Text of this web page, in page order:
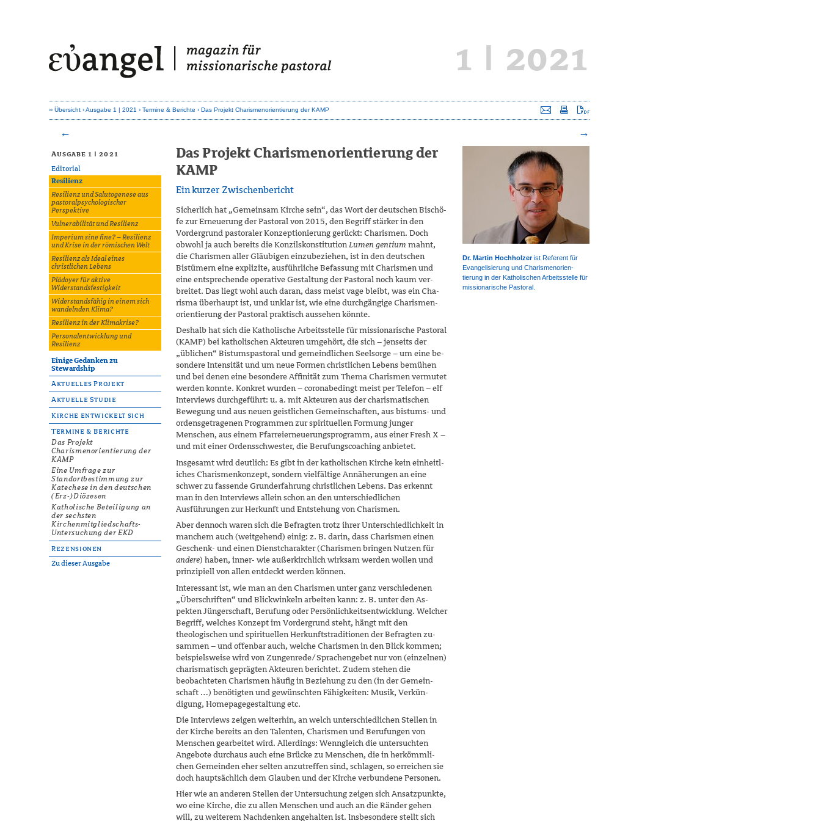
1 | 2021
Übersicht Ausgabe 1 | 2021 Termine & Berichte Das Projekt Charismenorientierung der KAMP Seite versenden
Seite drucken
Ausgabe 1 | 2021
Editorial
Resilienz
Resilienz und Salutogenese aus
pastoralpsychologischer
Perspektive
Vulnerabilität und Resilienz
Imperium sine fine? – Resilienz
und Krise in der römischen Welt
Resilienz als Ideal eines
christlichen Lebens
Plädoyer für aktive
Widerstandsfestigkeit
Widerstandsfähig in einem sich
wandelnden Klima?
Resilienz in der Klimakrise?
Personalentwicklung und
Resilienz
Einige Gedanken zu
Stewardship
Aktuelles Projekt
Aktuelle Studie
Kirche entwickelt sich
Termine & Berichte
Das Projekt
Charismenorientierung der
KAMP
Eine Umfrage zur
Standortbestimmung zur
Katechese in den deutschen
(Erz-)Diözesen
Katholische Beteiligung an
der sechsten
Kirchenmitgliedschafts-
Untersuchung der EKD
Rezensionen
Zu dieser Ausgabe
Das Projekt Charismenorientierung der
KAMP
Ein kurzer Zwischenbericht
Sicherlich hat „Gemeinsam Kirche sein“, das Wort der deutschen Bi­schö­
fe zur Erneuerung der Pas­toral von 2015, den Begriff stärker in den
Vordergrund pastoraler Konzeptionierung gerückt: Charismen. Doch
obwohl ja auch bereits die Konzilskonstitution Lumen gentium mahnt,
die Charismen aller Gläubigen einzubeziehen, ist in den deutschen
Bistümern eine explizite, ausführliche Befassung mit Charismen und
eine entsprechende operative Gestaltung der Pastoral noch kaum ver­
breitet. Das liegt wohl auch daran, dass meist vage bleibt, was ein Cha­
risma überhaupt ist, und unklar ist, wie eine durchgängige Cha­ris­men­
orientierung der Pastoral praktisch aussehen könnte.
Deshalb hat sich die Katholische Arbeitsstelle für missionarische Pasto­ral
(KAMP) bei katholischen Akteuren umgehört, die sich – jenseits der
„üblichen“ Bistumspastoral und gemeindlichen Seelsorge – um eine be­
sondere Intensität und um neue Formen christlichen Lebens bemühen
und bei denen eine besondere Affinität zum Thema Charis­men ver­mu­tet
werden konnte. Konkret wurden – coronabedingt meist per Telefon – elf
Interviews durchgeführt: u. a. mit Akteuren aus der charismatischen
Bewegung und aus neuen geistlichen Gemeinschaften, aus bistums- und
ordensgetragenen Programmen zur spirituellen Formung junger
Menschen, aus einem Pfarreierneuerungsprogramm, aus einer Fresh X –
und mit einer Ordensschwester, die Berufungscoaching anbietet.
Insgesamt wird deutlich: Es gibt in der katholischen Kirche kein ein­heitl­
iches Charismenkonzept, sondern vielfältige Annäherungen an eine
schwer zu fassende Grunderfahrung christlichen Lebens. Das erkennt
man in den Interviews allein schon an den unterschiedlichen
Ausführungen zur Herkunft und Entstehung von Charismen.
Aber dennoch waren sich die Befragten trotz ihrer Unterschiedlichkeit in
manchem auch (weitgehend) einig: z. B. darin, dass Charismen einen
Geschenk- und einen Dienstcharakter (Charismen bringen Nutzen für
andere) haben, inner- wie außerkirchlich wirksam wer­den wollen und
prinzipiell von allen entdeckt werden können.
Interessant ist, wie man an den Charismen unter ganz verschiedenen
„Überschriften“ und Blickwinkeln arbeiten kann: z. B. unter den As­
pekten Jüngerschaft, Berufung oder Persönlichkeitsentwicklung. Wel­cher
Be­griff, welches Konzept im Vordergrund steht, hängt mit den
theologischen und spirituellen Herkunfts­traditionen der Befragten zu­
sammen – und offenbar auch, welche Charismen in den Blick kommen;
beispielsweise wird von Zungenrede/​Sprachengebet nur von (einzel­nen)
charismatisch gepräg­ten Akteuren berichtet. Zudem stehen die
beobachteten Charismen häufig in Beziehung zu den (in der Gemein­
schaft …) benötigten und gewünschten Fähigkeiten: Musik, Verkün­
digung, Homepagegestaltung etc.
Die Interviews zeigen weiterhin, an welch unterschiedlichen Stellen in
der Kirche bereits an den Talenten, Charismen und Berufungen von
Menschen gearbeitet wird. Allerdings: Wenngleich die untersuchten
Angebote durchaus auch eine Brücke zu Menschen, die in herkömmli­
chen Gemeinden eher selten anzutreffen sind, schlagen, so erreichen sie
doch hauptsächlich dem Glauben und der Kirche verbundene Personen.
Hier wie an anderen Stellen der Untersuchung zeigen sich Ansatz­punk­te,
wo eine Kirche, die zu allen Menschen und auch an die Ränder gehen
will, zu weiterem Nachdenken angehalten ist. Insbesondere stellt sich
Dr. Martin Hochholzerist Refe­rent für
Evangelisierung und Charismenorien­
tierung in der Katholischen Arbeits­stelle für
missionarische Pastoral.